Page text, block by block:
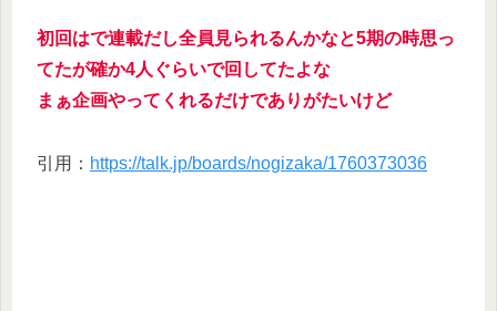
初回はで連載だし全員見られるんかなと5期の時思っ
てたが確か4人ぐらいで回してたよな
まぁ企画やってくれるだけでありがたいけど
引用： https://talk.jp/boards/nogizaka/1760373036